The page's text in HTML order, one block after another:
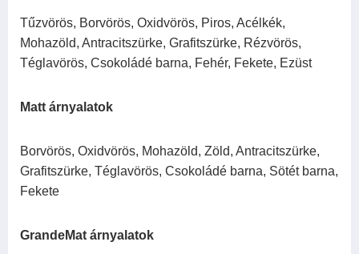
Tűzvörös, Borvörös, Oxidvörös, Piros, Acélkék,
Mohazöld, Antracitszürke, Grafitszürke, Rézvörös,
Téglavörös, Csokoládé barna, Fehér, Fekete, Ezüst
Matt árnyalatok
Borvörös, Oxidvörös, Mohazöld, Zöld, Antracitszürke,
Grafitszürke, Téglavörös, Csokoládé barna, Sötét barna,
Fekete
GrandeMat árnyalatok